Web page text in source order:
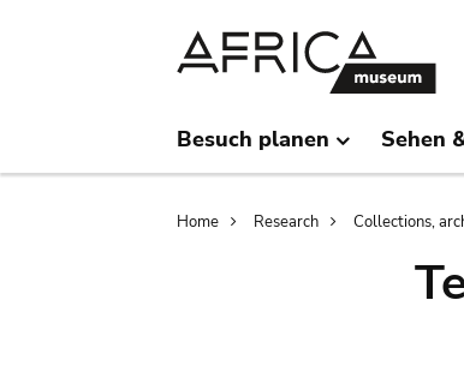
Besuch planen Sehen
Breadcrumb
Home Research Collections,